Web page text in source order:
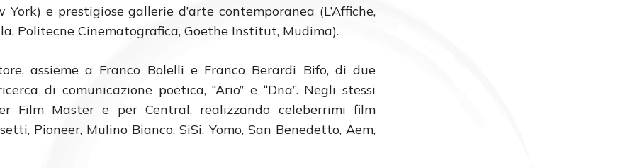
York) e prestigiose gallerie d’arte contemporanea (L’Affiche,
Politecne Cinematografica, Goethe Institut, Mudima).
assieme a Franco Bolelli e Franco Berardi Bifo, di due
di comunicazione poetica, “Ario” e “Dna”. Negli stessi
Film Master e per Central, realizzando celeberrimi film
Pioneer, Mulino Bianco, SiSi, Yomo, San Benedetto, Aem,